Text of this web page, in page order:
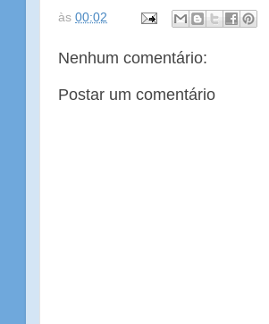
às 00:02
Nenhum comentário:
Postar um comentário